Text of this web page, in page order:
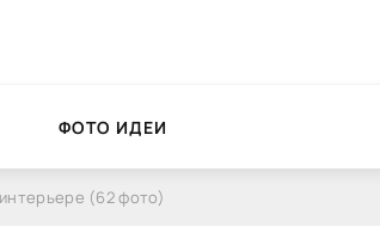
ФОТО ИДЕИ
(62 фото)